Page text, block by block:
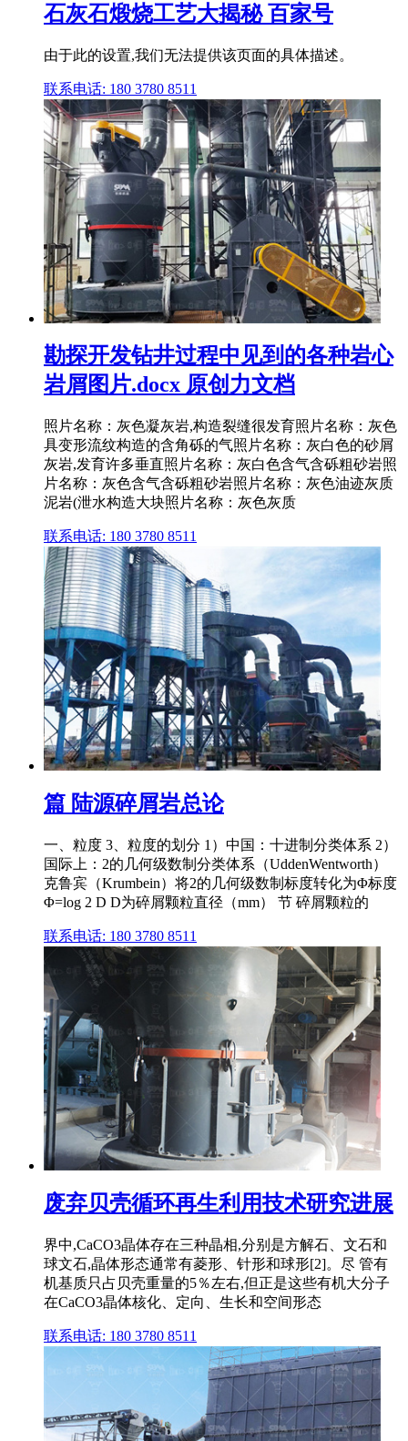
石灰石煅烧工艺大揭秘 百家号
由于此的设置,我们无法提供该页面的具体描述。
联系电话: 180 3780 8511
勘探开发钻井过程中见到的各种岩心
岩屑图片.docx 原创力文档
照片名称：灰色凝灰岩,构造裂缝很发育照片名称：灰色
具变形流纹构造的含角砾的气照片名称：灰白色的砂屑
灰岩,发育许多垂直照片名称：灰白色含气含砾粗砂岩照
片名称：灰色含气含砾粗砂岩照片名称：灰色油迹灰质
泥岩(泄水构造大块照片名称：灰色灰质
联系电话: 180 3780 8511
篇 陆源碎屑岩总论
一、粒度 3、粒度的划分 1）中国：十进制分类体系 2）
国际上：2的几何级数制分类体系（UddenWentworth）
克鲁宾（Krumbein）将2的几何级数制标度转化为Φ标度
Φ=log 2 D D为碎屑颗粒直径（mm） 节 碎屑颗粒的
联系电话: 180 3780 8511
废弃贝壳循环再生利用技术研究进展
界中,CaCO3晶体存在三种晶相,分别是方解石、文石和
球文石,晶体形态通常有菱形、针形和球形[2]。尽 管有
机基质只占贝壳重量的5％左右,但正是这些有机大分子
在CaCO3晶体核化、定向、生长和空间形态
联系电话: 180 3780 8511